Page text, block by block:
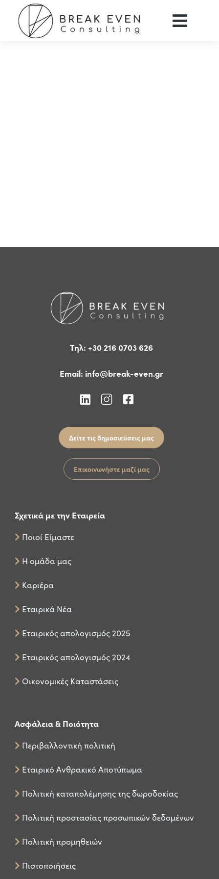
Τηλ: +30 216 0703 626
Email: info@break-even.gr
Δείτε τις δημοσιεύσεις μας
Επικοινωνήστε μαζί μας
Σχετικά με την Εταιρεία
Ποιοί Είμαστε
Η ομάδα μας
Καριέρα
Εταιρικά Νέα
Εταιρικός απολογισμός 2025
Εταιρικός απολογισμός 2024
Οικονομικές Καταστάσεις
Ασφάλεια & Ποιότητα
Περιβαλλοντική πολιτική
Εταιρικό Ανθρακικό Αποτύπωμα
Πολιτική καταπολέμησης της δωροδοκίας
Πολιτική προστασίας προσωπικών δεδομένων
Πολιτική προμηθειών
Πιστοποιήσεις